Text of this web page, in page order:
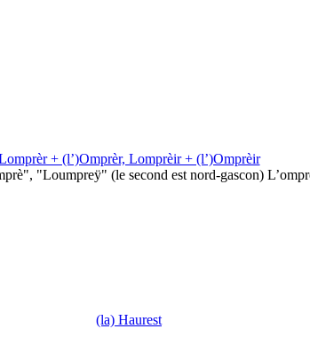
+ (l’)Omprèr, Lomprèir + (l’)Omprèir
"Loumpreÿ" (le second est nord-gascon)
(la) Haurest